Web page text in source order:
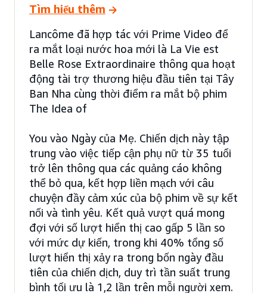
Tìm hiểu thêm
Lancôme đã hợp tác với Prime Video để
ra mắt loại nước hoa mới là La Vie est
Belle Rose Extraordinaire thông qua hoạt
động tài trợ thương hiệu đầu tiên tại Tây
Ban Nha cùng thời điểm ra mắt bộ phim
The Idea of
You vào Ngày của Mẹ. Chiến dịch này tập
trung vào việc tiếp cận phụ nữ từ 35 tuổi
trở lên thông qua các quảng cáo không
thể bỏ qua, kết hợp liền mạch với câu
chuyện đầy cảm xúc của bộ phim về sự kết
nối và tình yêu. Kết quả vượt quá mong
đợi với số lượt hiển thị cao gấp 5 lần so
với mức dự kiến, trong khi 40% tổng số
lượt hiển thị xảy ra trong bốn ngày đầu
tiên của chiến dịch, duy trì tần suất trung
bình tối ưu là 1,2 lần trên mỗi người xem.